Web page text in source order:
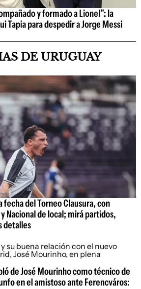
y formado a Lionel": la
Tapia para despedir a Jorge Messi
DE URUGUAY
fecha del Torneo Clausura, con
Nacional de local; mirá partidos,
detalles
de José Mourinho como técnico de
en el amistoso ante Ferencváros: